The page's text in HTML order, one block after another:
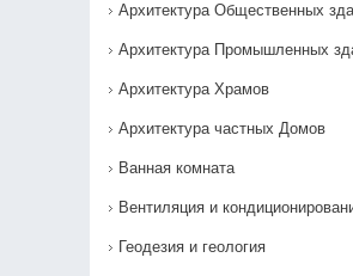
Архитектура Общественных
Архитектура Промышленных
Архитектура Храмов
Архитектура частных Домов
Ванная комната
Вентиляция и
Геодезия и геология